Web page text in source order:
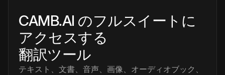
CAMB.AI のフルスイートに
アクセスする
翻訳ツール
テキスト、文書、音声、画像、オーディオブック、